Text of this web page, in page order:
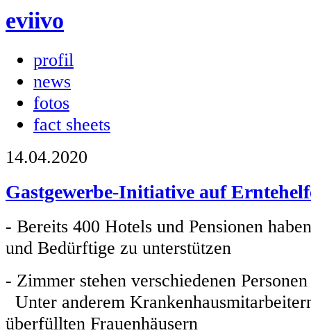
eviivo
profil
news
fotos
fact sheets
14.04.2020
Gastgewerbe-Initiative auf
- Bereits 400 Hotels und Pensionen
und Bedürftige zu unterstützen
- Zimmer stehen verschiedenen
Unter anderem
überfüllten Frauenhäusern